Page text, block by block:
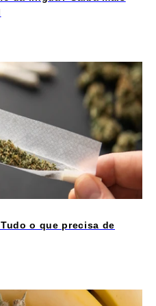
o que precisa de